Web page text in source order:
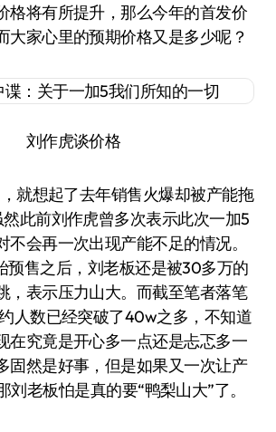
格将有所提升，那么今年的首发价
大家心里的预期价格又是多少呢？
刘作虎谈价格
就想起了去年销售火爆却被产能拖
此前刘作虎曾多次表示此次一加5
不会再一次出现产能不足的情况。
预售之后，刘老板还是被30多万的
，表示压力山大。而截至笔者落笔
人数已经突破了40w之多，不知道
在究竟是开心多一点还是忐忑多一
固然是好事，但是如果又一次让产
刘老板怕是真的要“鸭梨山大”了。